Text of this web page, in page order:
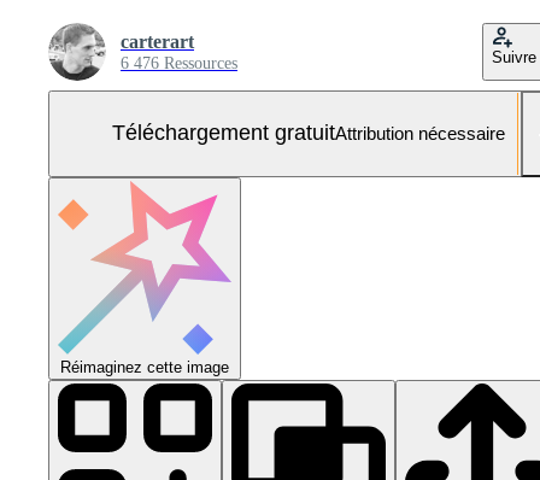
carterart
6 476 Ressources Suivre
Téléchargement gratuitAttribution nécessaire
Réimaginez cette image